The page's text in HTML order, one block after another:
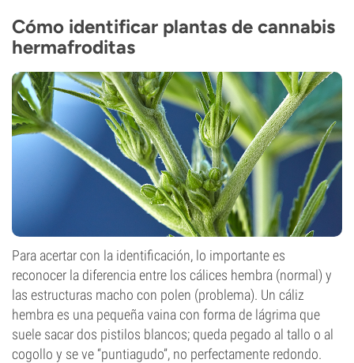
Cómo identificar plantas de cannabis
hermafroditas
Para acertar con la identificación, lo importante es
reconocer la diferencia entre los cálices hembra (normal) y
las estructuras macho con polen (problema). Un cáliz
hembra es una pequeña vaina con forma de lágrima que
suele sacar dos pistilos blancos; queda pegado al tallo o al
cogollo y se ve “puntiagudo”, no perfectamente redondo.